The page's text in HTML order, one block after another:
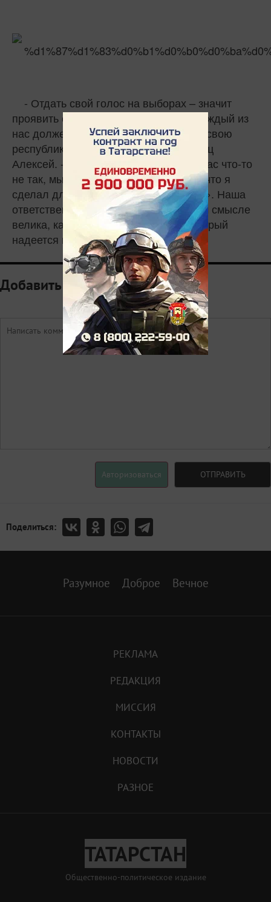
- Отдать свой голос на выборах – значит
проявить ответственность, которую каждый из
нас должен ощущать за свою страну, свою
республику, свой город, - добавил отец
Алексей. - Когда мы жалуемся, что у нас что-то
не так, мы должны спросить себя: «А что я
сделал для того, чтобы стало лучше?». Наша
ответственность перед страной в этом смысле
велика, как и у каждого человека, который
надеется на её великое будущее.
Добавить комментарий
Авторизоваться ОТПРАВИТЬ
Поделиться:
Разумное Доброе Вечное
РЕКЛАМА
РЕДАКЦИЯ
МИССИЯ
КОНТАКТЫ
НОВОСТИ
РАЗНОЕ
ТАТАРСТАН
Общественно-политическое издание